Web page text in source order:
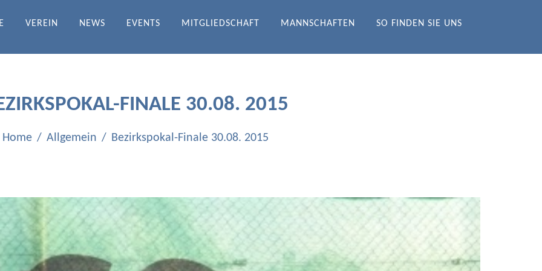
ICHENDORF E.V.
VEREIN NEWS EVENTS MITGLIEDSCHAFT MANNSCHAFTEN SO FINDEN SIE UNS
FINALE 30.08. 2015
Home Allgemein Bezirkspokal-Finale 30.08. 2015